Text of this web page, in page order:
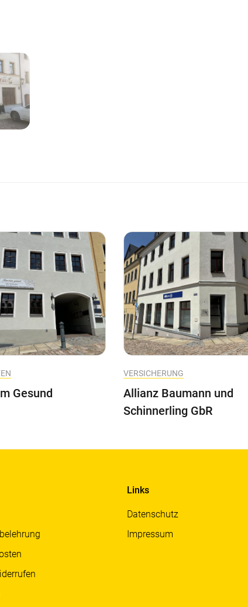
Gesund
VERSICHERUNG
Allianz Baumann und
Schinnerling GbR
Links
Datenschutz
Impressum